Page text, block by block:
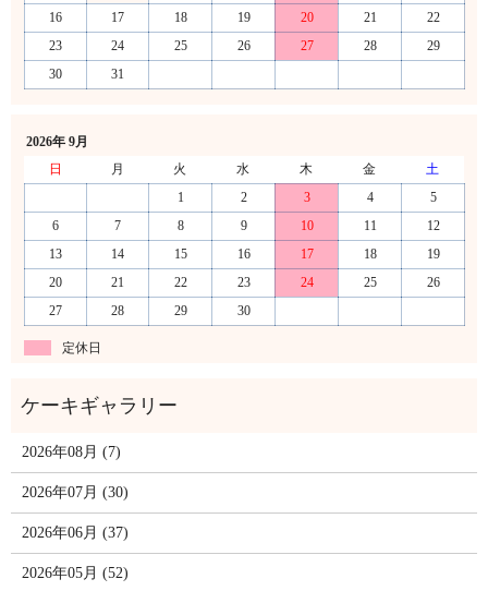
16
17 18 19 20 21
22
23
24 25 26 27 28
29
30
31
2026年 9月
日
月 火 水 木 金
土
1
2 3 4
5
6
7 8 9 10 11
12
13
14 15 16 17 18
19
20
21 22 23 24 25
26
27
28 29 30
定休日
2026年08月 (7)
2026年07月 (30)
2026年06月 (37)
2026年05月 (52)